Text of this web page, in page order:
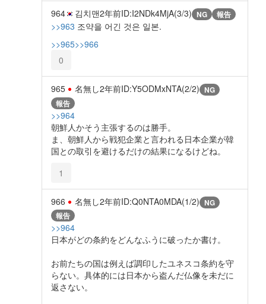
964 김치맨2年前ID:I2NDk4MjA(3/3) NG 報告
>>963 조약을 어긴 것은 일본.
>>965>>966
0
965 名無し2年前ID:Y5ODMxNTA(2/2) NG
報告
>>964
朝鮮人かそう主張するのは勝手。
ま、朝鮮人から戦犯企業と言われる日本企業が韓
国との取引を避けるだけの結果になるけどね。
1
966 名無し2年前ID:Q0NTA0MDA(1/2) NG
報告
>>964
日本がどの条約をどんなふうに破ったか書け。
お前たちの国は例えば調印したユネスコ条約を守
らない。具体的には日本から盗んだ仏像を未だに
返さない。